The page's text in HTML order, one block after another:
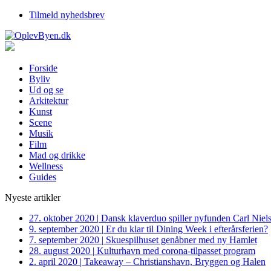
Tilmeld nyhedsbrev
Forside
Byliv
Ud og se
Arkitektur
Kunst
Scene
Musik
Film
Mad og drikke
Wellness
Guides
Nyeste artikler
27. oktober 2020 | Dansk klaverduo spiller nyfunden Carl
9. september 2020 | Er du klar til Dining Week i efterårsferien?
7. september 2020 | Skuespilhuset genåbner med ny Hamlet
28. august 2020 | Kulturhavn med corona-tilpasset program
2. april 2020 | Takeaway – Christianshavn, Bryggen og Halen